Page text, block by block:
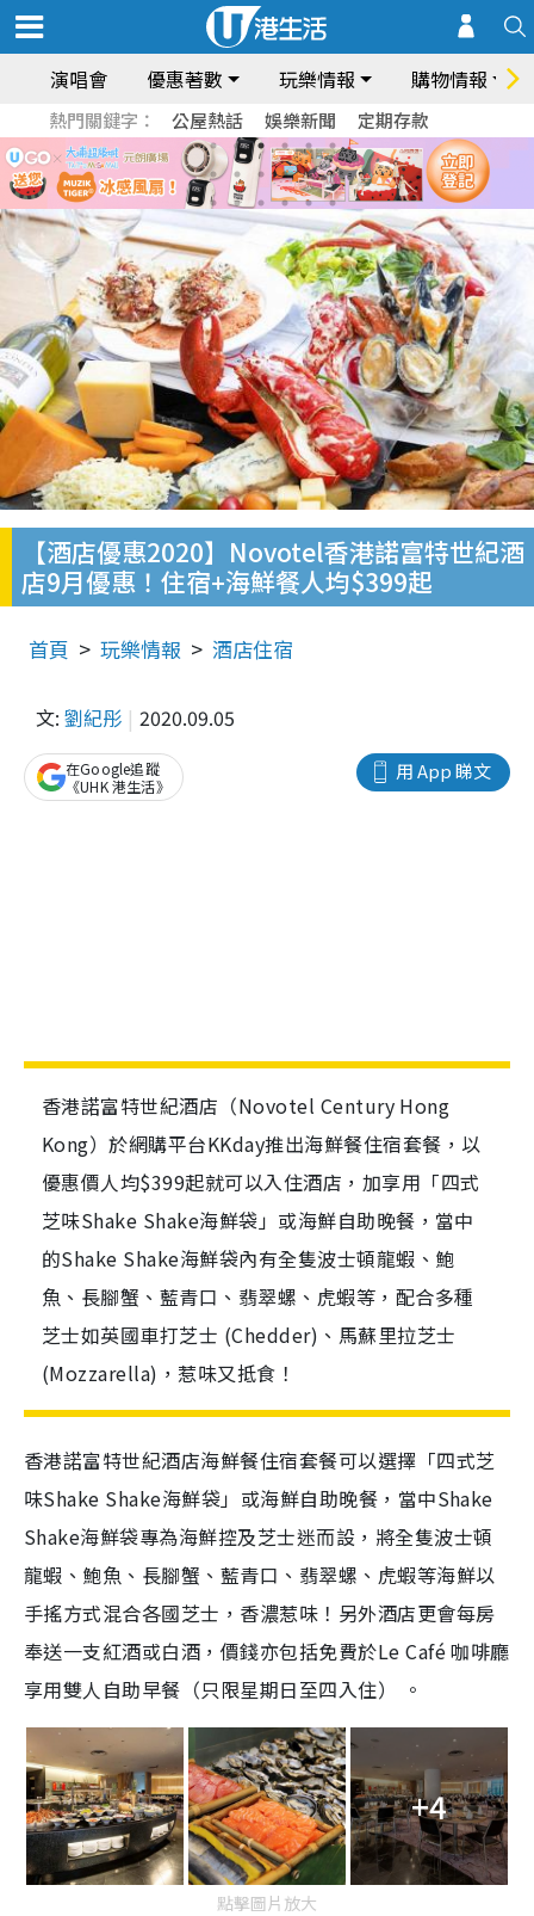
演唱會 優惠著數 玩樂情報 購物情報
熱門關鍵字： 公屋熱話 娛樂新聞 定期存款
【酒店優惠2020】Novotel香港諾富特世紀酒
店9月優惠！住宿+海鮮餐人均$399起
首頁 玩樂情報 酒店住宿
文: 劉紀彤 2020.09.05
用 App 睇文
在Google追蹤
《UHK 港生活》
香港諾富特世紀酒店（Novotel Century Hong
Kong）於網購平台KKday推出海鮮餐住宿套餐，以
優惠價人均$399起就可以入住酒店，加享用「四式
芝味Shake Shake海鮮袋」或海鮮自助晚餐，當中
的Shake Shake海鮮袋內有全隻波士頓龍蝦、鮑
魚、長腳蟹、藍青口、翡翠螺、虎蝦等，配合多種
芝士如英國車打芝士 (Chedder)、馬蘇里拉芝士
(Mozzarella)，惹味又抵食！
香港諾富特世紀酒店海鮮餐住宿套餐可以選擇「四式芝
味Shake Shake海鮮袋」或海鮮自助晚餐，當中Shake
Shake海鮮袋專為海鮮控及芝士迷而設，將全隻波士頓
龍蝦、鮑魚、長腳蟹、藍青口、翡翠螺、虎蝦等海鮮以
手搖方式混合各國芝士，香濃惹味！另外酒店更會每房
奉送一支紅酒或白酒，價錢亦包括免費於Le Café咖啡廳
享用雙人自助早餐（只限星期日至四入住）
。
+4
點擊圖片放大